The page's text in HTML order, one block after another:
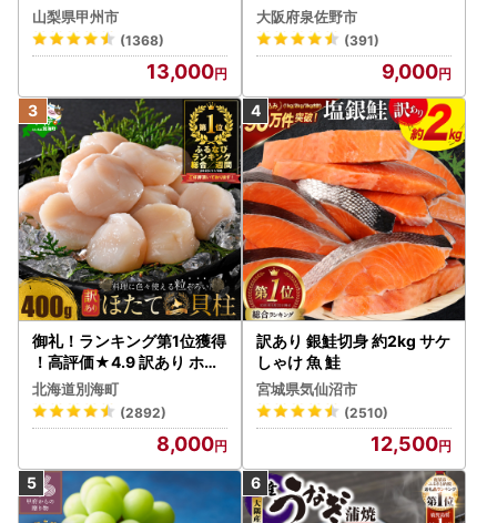
カット 約1.3kg 2～3房【2
026年発送】（MG）B12-
472 FN-Limited-VO シャ
インマスカット フルーツ
山梨県甲州市
(1368)
13,000
大阪府泉佐野市
(391)
9,000
御礼！ランキング第1位獲得
！高評価★4.9 訳あり ホタ
テ 400g（ほたて 帆立 貝柱
冷凍 ）
北海道別海町
(2892)
8,000
訳あり 銀鮭切身 約2kg サケ
しゃけ 魚 鮭
宮城県気仙沼市
(2510)
12,500